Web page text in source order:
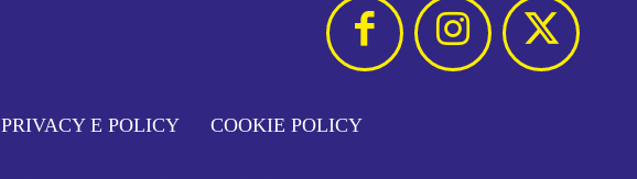
PRIVACY E POLICY COOKIE POLICY